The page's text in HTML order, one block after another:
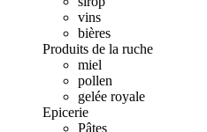
vins
bières
Produits de la ruche
miel
pollen
gelée royale
Epicerie
Pâtes